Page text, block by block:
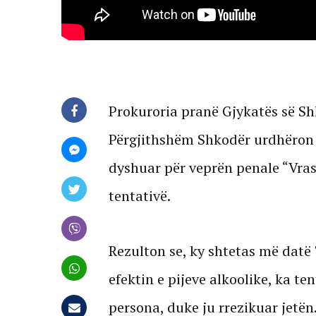
Prokuroria pranë Gjykatës së
Përgjithshëm Shkodër
dyshuar për veprën penale
tentativë.
Rezulton se, ky shtetas më
efektin e pijeve alkoolike, ka
persona, duke ju rrezikuar jetën.